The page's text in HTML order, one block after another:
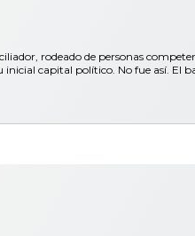
rodeado de personas
capital político. No fue así. El